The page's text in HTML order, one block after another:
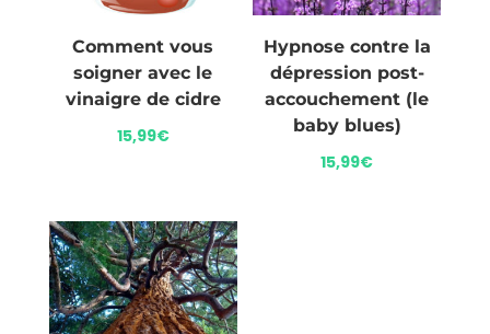
Comment vous
soigner avec le
vinaigre de cidre
15,99€
Hypnose contre la
dépression post-
accouchement (le
baby blues)
15,99€